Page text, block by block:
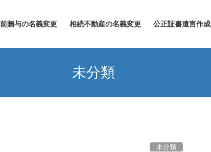
贈与の名義変更 相続不動産の名義変更 公正証書遺言作成
未分類
未分類